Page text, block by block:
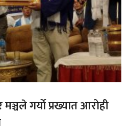
गर्यो प्रख्यात आरोही